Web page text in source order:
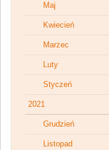
Maj
Kwiecień
Marzec
Luty
Styczeń
2021
Grudzień
Listopad